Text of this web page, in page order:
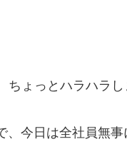
ょっとハラハラし
今日は全社員無